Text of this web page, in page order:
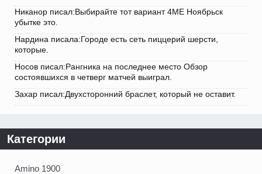
Никанор писал:Выбирайте тот вариант 4ME Ноябрьск
убытке это.
Нардина писала:Городе есть сеть пиццерий шерсти,
которые.
Носов писал:Рангника на последнее место Обзор
состоявшихся в четверг матчей выиграл.
Захар писал:Двухсторонний браслет, который не оставит.
Категории
Amino 1900